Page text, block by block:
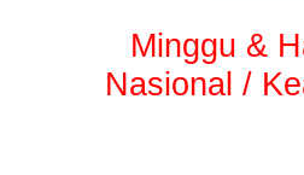
Minggu &
Nasional /